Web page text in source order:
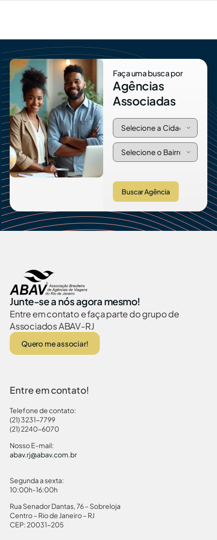
Faça uma busca por
Agências
Associadas
Buscar Agência
Junte-se a nós agora mesmo!
Entre em contato e faça parte do grupo de
Associados ABAV-RJ
Quero me associar!
Entre em contato!
Telefone de contato:
(21) 3231-7799
(21) 2240-6070
Nosso E-mail:
abav.rj@abav.com.br
Segunda a sexta:
10:00h-16:00h
Rua Senador Dantas, 76 – Sobreloja
Centro – Rio de Janeiro – RJ
CEP: 20031-205